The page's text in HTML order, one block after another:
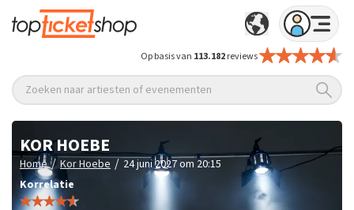
Op basis van 113.182reviews
Zoeken naar artiesten of evenementen
KOR HOEBE
Home / Kor Hoebe / 24 juni 2027 om 20:15
Korrelatie